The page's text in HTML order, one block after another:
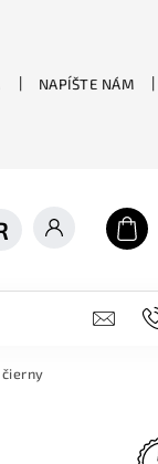
NAPÍŠTE NÁM
OUTLET